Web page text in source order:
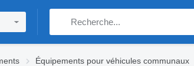
Équipements pour véhicules communaux